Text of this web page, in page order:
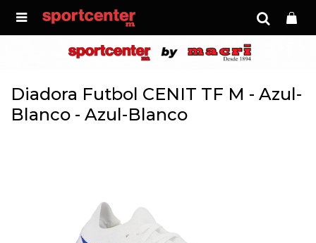

Diadora Futbol CENIT TF M - Azul-
Blanco - Azul-Blanco